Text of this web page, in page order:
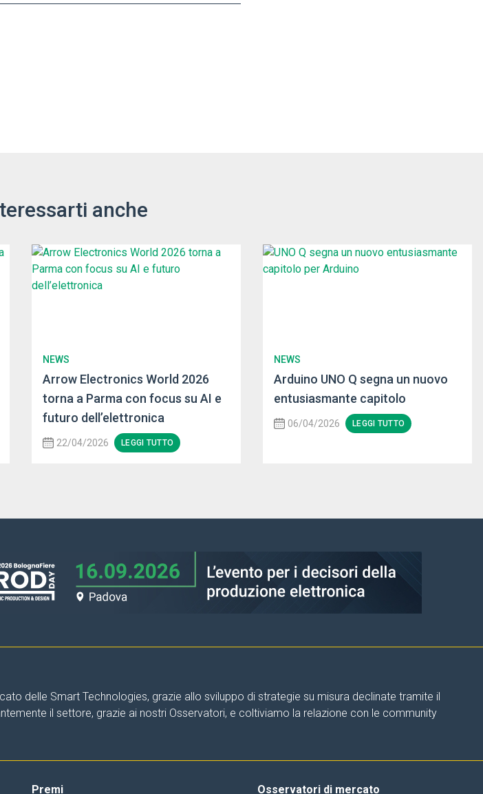
anche
NEWS
Arrow Electronics World 2026
torna a Parma con focus su AI e
futuro dell’elettronica
22/04/2026 LEGGI TUTTO
NEWS
Arduino UNO Q segna un nuovo
entusiasmante capitolo
06/04/2026 LEGGI TUTTO
delle Smart Technologies, grazie allo sviluppo di strategie su misura declinate tramite il
il settore, grazie ai nostri Osservatori, e coltiviamo la relazione con le community
Premi Osservatori di mercato